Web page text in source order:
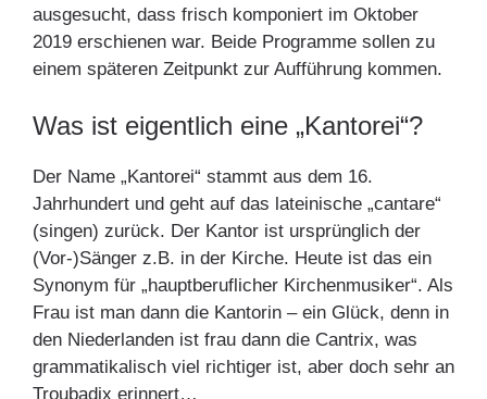
ausgesucht, dass frisch komponiert im Oktober
2019 erschienen war. Beide Programme sollen zu
einem späteren Zeitpunkt zur Aufführung kommen.
Was ist eigentlich eine „Kantorei“?
Der Name „Kantorei“ stammt aus dem 16.
Jahrhundert und geht auf das lateinische „cantare“
(singen) zurück. Der Kantor ist ursprünglich der
(Vor-)Sänger z.B. in der Kirche. Heute ist das ein
Synonym für „hauptberuflicher Kirchenmusiker“. Als
Frau ist man dann die Kantorin – ein Glück, denn in
den Niederlanden ist frau dann die Cantrix, was
grammatikalisch viel richtiger ist, aber doch sehr an
Troubadix erinnert…